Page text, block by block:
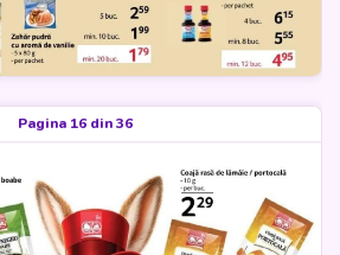
Pagina 16 din 36